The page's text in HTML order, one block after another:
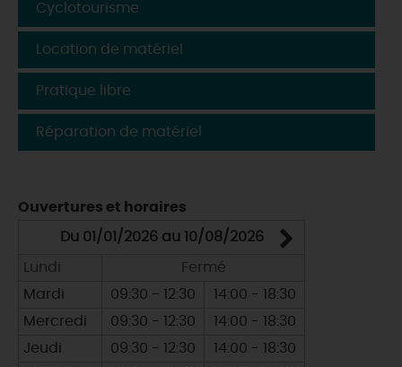
Cyclotourisme
Location de matériel
Pratique libre
Réparation de matériel
Ouvertures et horaires
Du 01/01/2026 au 10/08/2026
Lundi
Fermé
Mardi
09:30 - 12:30
14:00 - 18:30
Mercredi
09:30 - 12:30
14:00 - 18:30
Jeudi
09:30 - 12:30
14:00 - 18:30